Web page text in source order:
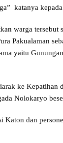
katanya
warga
Pakualaman
yaitu
ke Kepatihan
Nolokaryo
Katon dan